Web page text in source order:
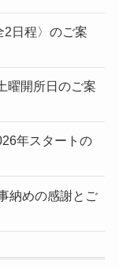
2日程〉のご案
曜開所日のご案
年スタートの
納めの感謝とご